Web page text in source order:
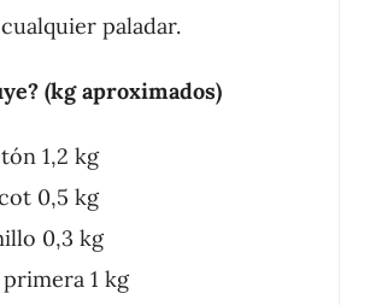
paladar.
(kg aproximados)
1,2 kg
0,5 kg
0,3 kg
1 kg